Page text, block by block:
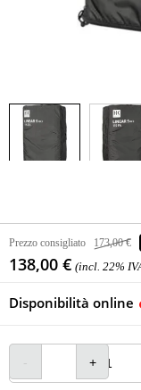
Prezzo consigliato 173,00 €
138,00 € (incl. 22%
Disponibilità online